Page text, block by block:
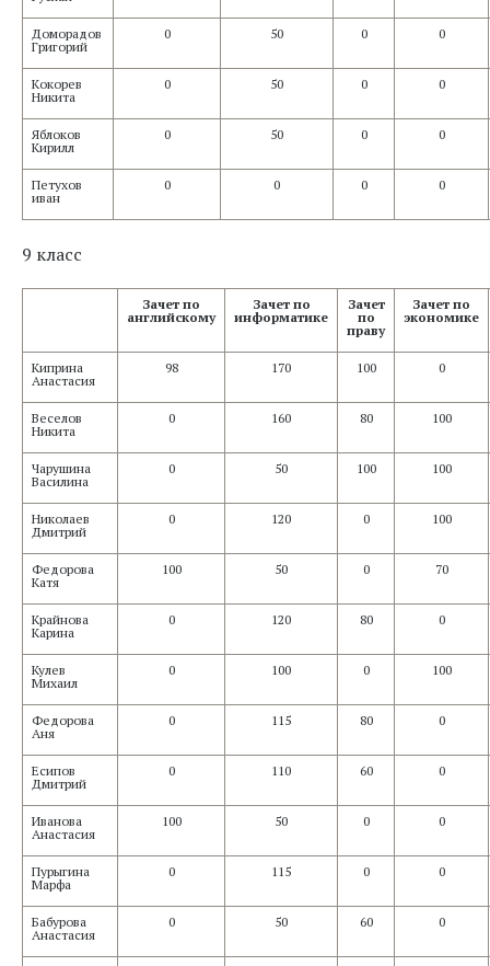
Доморадов
Григорий
0 50 0 0
Кокорев
Никита
0 50 0 0
Яблоков
Кирилл
0 50 0 0
Петухов
иван
0 0 0 0
9 класс
Зачет по
английскому
Зачет по
информатике
Зачет
по
праву
Зачет по
экономике
Киприна
Анастасия
98 170 100 0
Веселов
Никита
0 160 80 100
Чарушина
Василина
0 50 100 100
Николаев
Дмитрий
0 120 0 100
Федорова
Катя
100 50 0 70
Крайнова
Карина
0 120 80 0
Кулев
Михаил
0 100 0 100
Федорова
Аня
0 115 80 0
Есипов
Дмитрий
0 110 60 0
Иванова
Анастасия
100 50 0 0
Пурыгина
Марфа
0 115 0 0
Бабурова
Анастасия
0 50 60 0